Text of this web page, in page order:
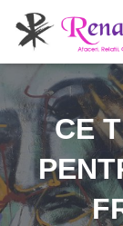
CE